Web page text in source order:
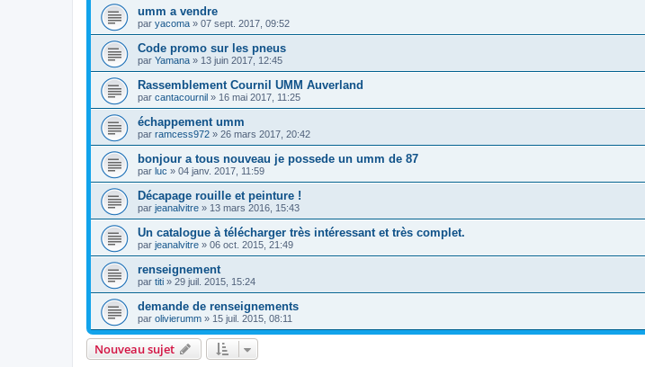
umm a vendre
par yacoma » 07 sept. 2017, 09:52
Code promo sur les pneus
par Yamana » 13 juin 2017, 12:45
Rassemblement Cournil UMM Auverland
par cantacournil » 16 mai 2017, 11:25
échappement umm
par ramcess972 » 26 mars 2017, 20:42
bonjour a tous nouveau je possede un umm de 87
par luc » 04 janv. 2017, 11:59
Décapage rouille et peinture !
par jeanalvitre » 13 mars 2016, 15:43
Un catalogue à télécharger très intéressant et très complet.
par jeanalvitre » 06 oct. 2015, 21:49
renseignement
par titi » 29 juil. 2015, 15:24
demande de renseignements
par olivierumm » 15 juil. 2015, 08:11
Nouveau sujet